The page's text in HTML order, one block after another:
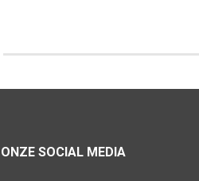
ONZE SOCIAL MEDIA